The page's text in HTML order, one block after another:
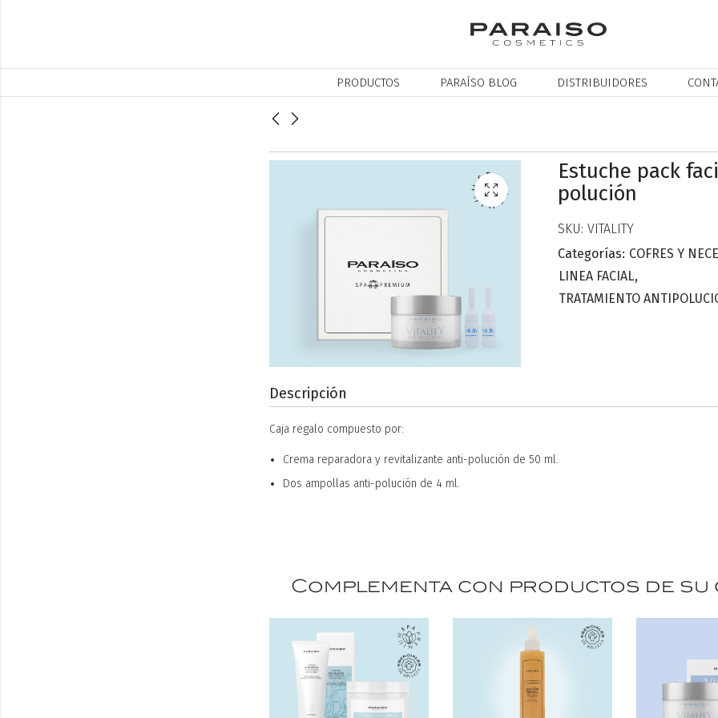
PRODUCTOS PARAÍSO BLOG DISTRIBUIDORES
Estuche pack
polución
SKU: VITALITY
Categorías: COFRES Y
LINEA FACIAL,
TRATAMIENTO
Descripción
Caja regalo compuesto por:
Crema reparadora y revitalizante anti-polución de 50 ml.
Dos ampollas anti-polución de 4 ml.
Complementa con productos de su